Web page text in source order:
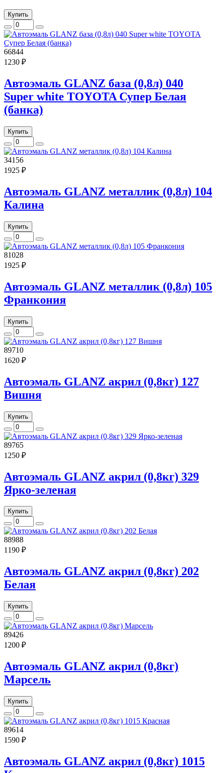
Купить
66844
1230 ₽
Автоэмаль GLANZ база (0,8л) 040
Super white TOYOTA Супер Белая
(банка)
Купить
34156
1925 ₽
Автоэмаль GLANZ металлик (0,8л) 104
Калина
Купить
81028
1925 ₽
Автоэмаль GLANZ металлик (0,8л) 105
Франкония
Купить
89710
1620 ₽
Автоэмаль GLANZ акрил (0,8кг) 127
Вишня
Купить
89765
1250 ₽
Автоэмаль GLANZ акрил (0,8кг) 329
Ярко-зеленая
Купить
88988
1190 ₽
Автоэмаль GLANZ акрил (0,8кг) 202
Белая
Купить
89426
1200 ₽
Автоэмаль GLANZ акрил (0,8кг)
Марсель
Купить
89614
1590 ₽
Автоэмаль GLANZ акрил (0,8кг) 1015